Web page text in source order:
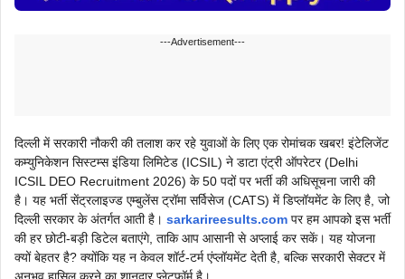
---Advertisement---
दिल्ली में सरकारी नौकरी की तलाश कर रहे युवाओं के लिए एक रोमांचक खबर! इंटेलिजेंट
कम्युनिकेशन सिस्टम्स इंडिया लिमिटेड (ICSIL) ने डाटा एंट्री ऑपरेटर (Delhi
ICSIL DEO Recruitment 2026) के 50 पदों पर भर्ती की अधिसूचना जारी की
है। यह भर्ती सेंट्रलाइज्ड एम्बुलेंस ट्रॉमा सर्विसेज (CATS) में डिप्लॉयमेंट के लिए है, जो
दिल्ली सरकार के अंतर्गत आती है। sarkarireesults.com पर हम आपको इस भर्ती
की हर छोटी-बड़ी डिटेल बताएंगे, ताकि आप आसानी से अप्लाई कर सकें। यह योजना
क्यों बेहतर है? क्योंकि यह न केवल शॉर्ट-टर्म एंप्लॉयमेंट देती है, बल्कि सरकारी सेक्टर में